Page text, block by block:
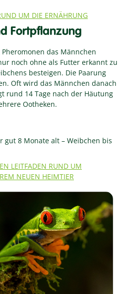
UM DIE ERNÄHRUNG
Fortpflanzung
das Männchen
noch ohne als Futter erkannt zu
besteigen. Die Paarung
Oft wird das Männchen danach
rund 14 Tage nach der Häutung
Ootheken.
8 Monate alt – Weibchen bis
LEITFADEN RUND UM
NEUEN HEIMTIER